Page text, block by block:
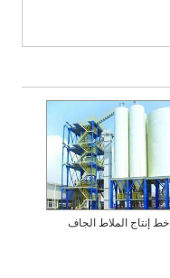
خط إنتاج الملاط الجاف